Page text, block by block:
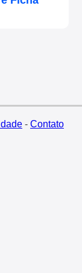
- Contato